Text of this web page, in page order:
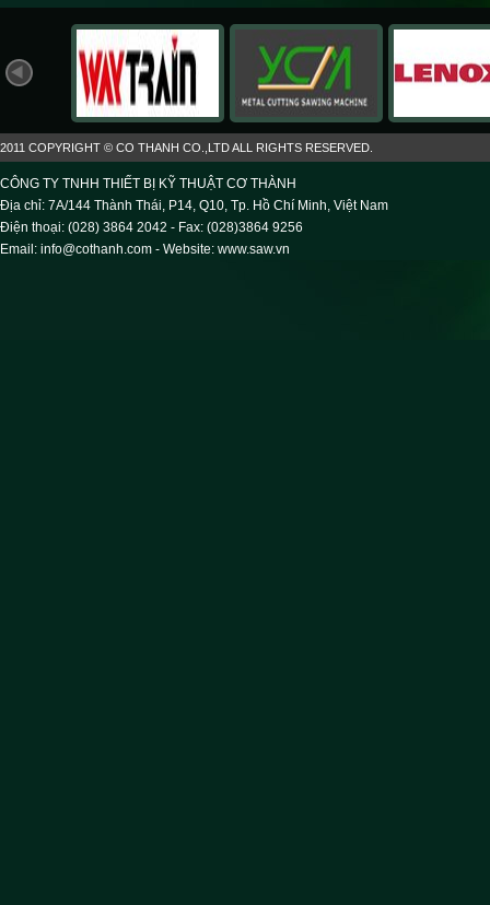
2011 COPYRIGHT © CO THANH CO.,LTD ALL RIGHTS RESERVED.
CÔNG TY TNHH THIẾT BỊ KỸ THUẬT CƠ THÀNH
Địa chỉ: 7A/144 Thành Thái, P14, Q10, Tp. Hồ Chí Minh, Việt Nam
Điện thoại: (028) 3864 2042 - Fax: (028)3864 9256
Email: info@cothanh.com - Website: www.saw.vn